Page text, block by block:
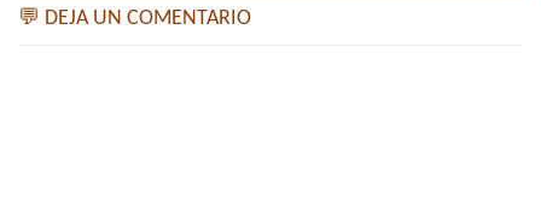
💬 DEJA UN COMENTARIO